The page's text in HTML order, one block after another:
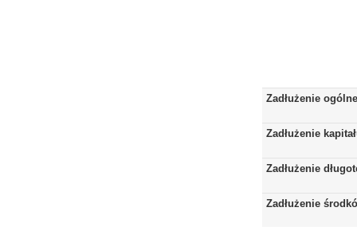
Zadłużenie ogólne
Zadłużenie
Zadłużenie
Zadłużenie